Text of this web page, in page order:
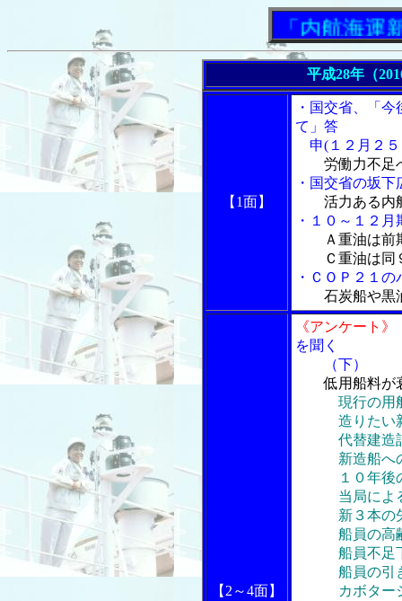
「内航海運新聞
平成28年（
【1面】
・国交省、「
て」答
申(１２月２５
労働力不足
・国交省の坂
活力ある内
・１０～１２
Ａ重油は
Ｃ重油は同９
・ＣＯＰ２１
石炭船や黒
【2～4面】
《アンケート》
を聞く
（下）
低用船料が
現行の用
造りたい新
代替建造
新造船への
１０年後の
当局による
新３本の矢
船員の高齢
船員不足下
船員の引き
カボタージ